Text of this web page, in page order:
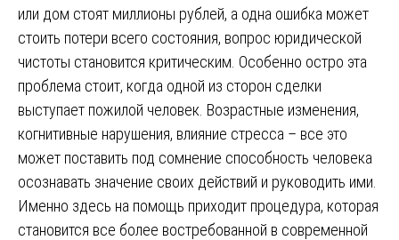
или дом стоят миллионы рублей, а одна ошибка может
стоить потери всего состояния, вопрос юридической
чистоты становится критическим. Особенно остро эта
проблема стоит, когда одной из сторон сделки
выступает пожилой человек. Возрастные изменения,
когнитивные нарушения, влияние стресса – все это
может поставить под сомнение способность человека
осознавать значение своих действий и руководить ими.
Именно здесь на помощь приходит процедура, которая
становится все более востребованной в современной